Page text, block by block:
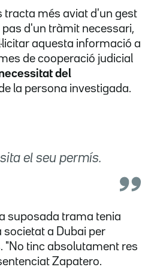
tracta més aviat d'un gest
pas d'un tràmit necessari,
aquesta informació a
de cooperació judicial
del
la persona investigada.
el seu permís.
suposada trama tenia
societat a Dubai per
"No tinc absolutament res
Zapatero.